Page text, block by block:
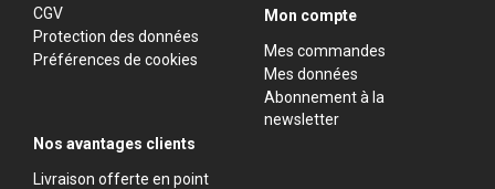
CGV
Protection des données
Préférences de cookies
Mon compte
Mes commandes
Mes données
Abonnement à la
newsletter
Nos avantages clients
Livraison offerte en point